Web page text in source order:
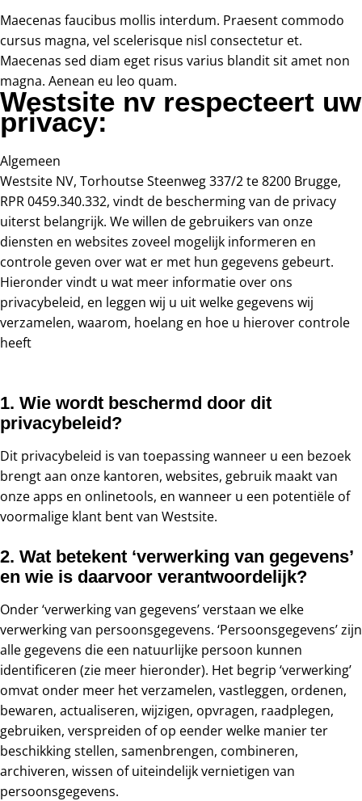
Maecenas faucibus mollis interdum. Praesent commodo
cursus magna, vel scelerisque nisl consectetur et.
Maecenas sed diam eget risus varius blandit sit amet non
magna. Aenean eu leo quam.
Westsite nv respecteert uw
privacy:
Algemeen
Westsite NV, Torhoutse Steenweg 337/2 te 8200 Brugge,
RPR 0459.340.332, vindt de bescherming van de privacy
uiterst belangrijk. We willen de gebruikers van onze
diensten en websites zoveel mogelijk informeren en
controle geven over wat er met hun gegevens gebeurt.
Hieronder vindt u wat meer informatie over ons
privacybeleid, en leggen wij u uit welke gegevens wij
verzamelen, waarom, hoelang en hoe u hierover controle
heeft
1. Wie wordt beschermd door dit
privacybeleid?
Dit privacybeleid is van toepassing wanneer u een bezoek
brengt aan onze kantoren, websites, gebruik maakt van
onze apps en onlinetools, en wanneer u een potentiële of
voormalige klant bent van Westsite.
2. Wat betekent ‘verwerking van gegevens’
en wie is daarvoor verantwoordelijk?
Onder ‘verwerking van gegevens’ verstaan we elke
verwerking van persoonsgegevens. ‘Persoonsgegevens’ zijn
alle gegevens die een natuurlijke persoon kunnen
identificeren (zie meer hieronder). Het begrip ‘verwerking’
omvat onder meer het verzamelen, vastleggen, ordenen,
bewaren, actualiseren, wijzigen, opvragen, raadplegen,
gebruiken, verspreiden of op eender welke manier ter
beschikking stellen, samenbrengen, combineren,
archiveren, wissen of uiteindelijk vernietigen van
persoonsgegevens.